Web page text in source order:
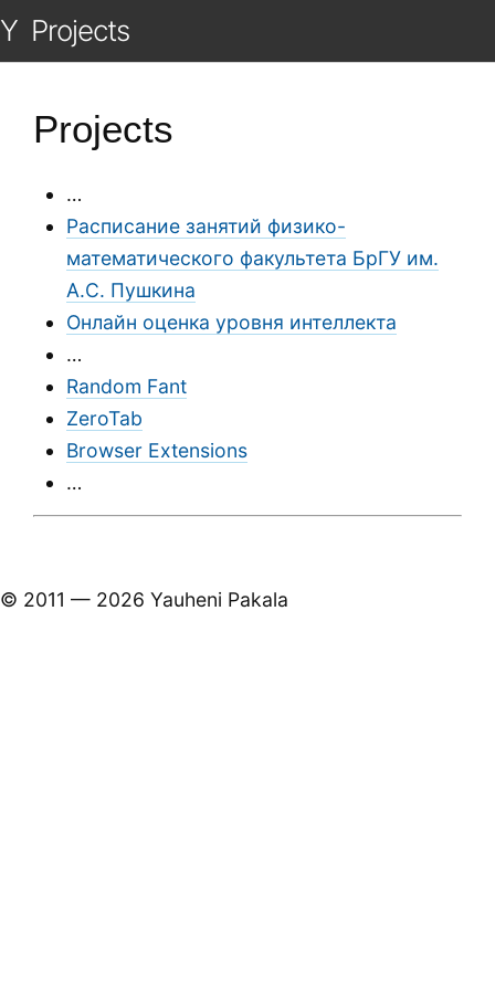
Y Projects
Projects
…
Расписание занятий физико-
математического факультета БрГУ им.
А.С. Пушкина
Онлайн оценка уровня интеллекта
…
Random Fant
ZeroTab
Browser Extensions
…
© 2011 — 2026 Yauheni Pakala